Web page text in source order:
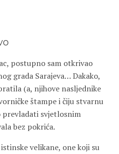
postupno sam otkrivao
grada Sarajeva… Dakako,
(a, njihove nasljednike
štampe i čiju stvarnu
svjetlosnim
bez pokrića.
velikane, one koji su